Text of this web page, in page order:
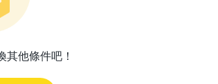
他條件吧！